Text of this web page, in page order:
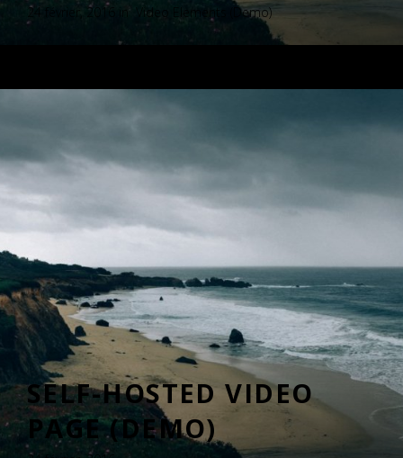
24 février, 2016 in Video Elements (Demo)
SELF-HOSTED VIDEO
PAGE (DEMO)